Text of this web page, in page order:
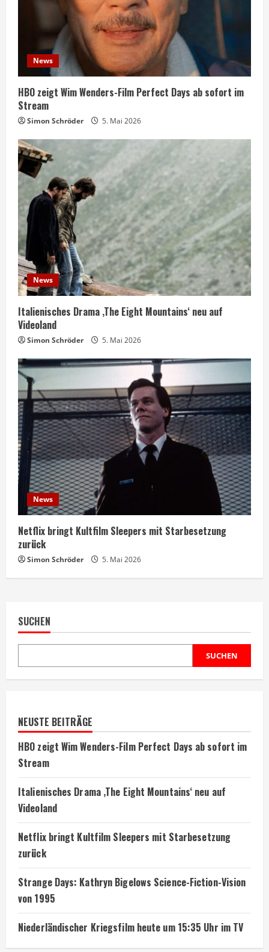
News
HBO zeigt Wim Wenders-Film Perfect Days ab sofort im
Stream
Simon Schröder 5. Mai 2026
News
Italienisches Drama ‚The Eight Mountains‘ neu auf
Videoland
Simon Schröder 5. Mai 2026
News
Netflix bringt Kultfilm Sleepers mit Starbesetzung
zurück
Simon Schröder 5. Mai 2026
SUCHEN
SUCHEN
NEUSTE BEITRÄGE
HBO zeigt Wim Wenders-Film Perfect Days ab sofort im
Stream
Italienisches Drama ‚The Eight Mountains‘ neu auf
Videoland
Netflix bringt Kultfilm Sleepers mit Starbesetzung
zurück
Strange Days: Kathryn Bigelows Science-Fiction-Vision
von 1995
Niederländischer Kriegsfilm heute um 15:35 Uhr im TV